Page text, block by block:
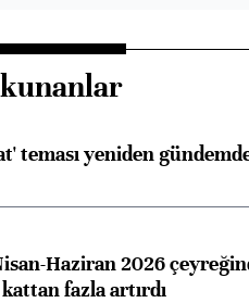
teması yeniden
Haziran 2026
fazla artırdı